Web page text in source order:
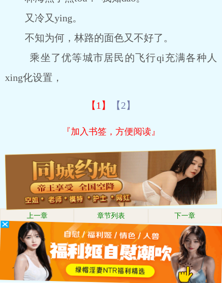
又冷又ying。
不知为何，林路的面色又不好了。
乘坐了优等城市居民的飞行qi充满各种人
xing化设置，
【1】 【2】
『加入书签，方便阅读』
上一章 章节列表 下一章